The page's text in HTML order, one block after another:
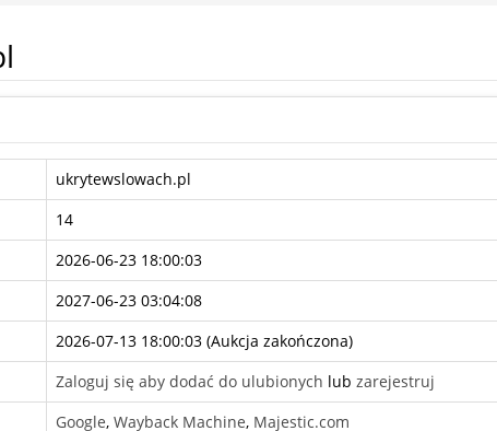
ukrytewslowach.pl
14
2026-06-23 18:00:03
2027-06-23 03:04:08
2026-07-13 18:00:03 (Aukcja zakończona)
Zaloguj się aby dodać do ulubionych lub zarejestruj
Google, Wayback Machine, Majestic.com